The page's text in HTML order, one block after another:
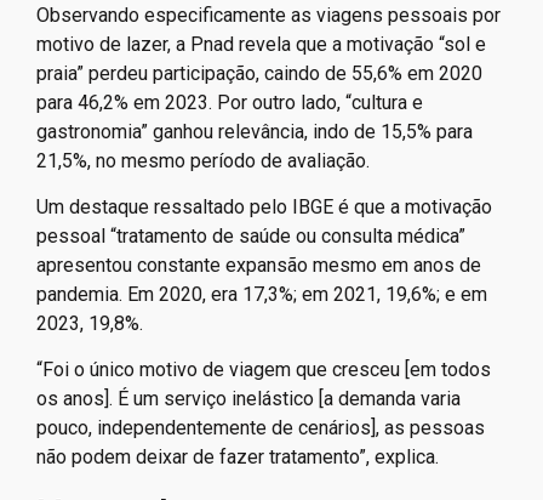
família e, depois que acabou o problema, as pessoas
voltaram a buscar o lazer”.
Observando especificamente as viagens pessoais por
motivo de lazer, a Pnad revela que a motivação “sol e
praia” perdeu participação, caindo de 55,6% em 2020
gastronomia” ganhou relevância, indo de 15,5% para
21,5%, no mesmo período de avaliação.
Um destaque ressaltado pelo IBGE é que a motivação
pessoal “tratamento de saúde ou consulta médica”
pandemia. Em 2020, era 17,3%; em 2021, 19,6%; e em
2023, 19,8%.
“Foi o único motivo de viagem que cresceu [em todos